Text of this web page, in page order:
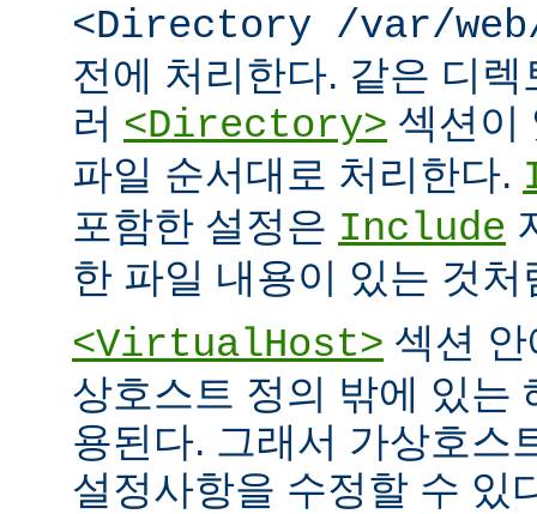
<Directory /var/
전에 처리한다. 같은 디
러 <Directory> 섹션이
파일 순서대로 처리한다.
포함한 설정은 Include
한 파일 내용이 있는 것처
<VirtualHost> 섹션
상호스트 정의 밖에 있는
용된다. 그래서 가상호스
설정사항을 수정할 수 있